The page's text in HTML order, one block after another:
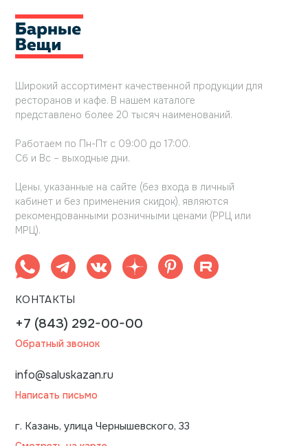
Широкий ассортимент качественной продукции для
ресторанов и кафе. В нашем каталоге
представлено более 20 тысяч наименований.
Работаем по Пн-Пт с 09:00 до 17:00.
Сб и Вс – выходные дни.
Цены, указанные на сайте (без входа в личный
кабинет и без применения скидок), являются
рекомендованными розничными ценами (РРЦ или
МРЦ).
КОНТАКТЫ
+7 (843) 292-00-00
Обратный звонок
info@saluskazan.ru
Написать письмо
г. Казань, улица Чернышевского, 33